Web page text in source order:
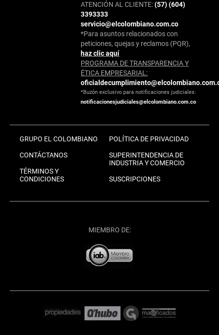
ATENCIÓN AL CLIENTE:(57) (604)
3393333
servicio@elcolombiano.com.co
*Para asuntos relacionados con
peticiones, quejas y reclamos (PQR),
haz clic aquí
PROGRAMA DE TRANSPARENCIA Y
ÉTICA EMPRESARIAL:
*Buzón exclusivo para notificaciones judiciales:
notificacionesjudiciales@elcolombiano.com.co
GRUPO EL COLOMBIANO
CONTÁCTANOS
TÉRMINOS Y
CONDICIONES
POLÍTICA DE PRIVACIDAD
SUPERINTENDENCIA DE
INDUSTRIA Y COMERCIO
SUSCRIPCIONES
MIEMBRO DE: